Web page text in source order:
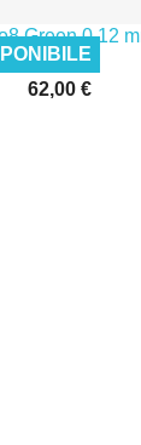
Anteprima
62,00 €